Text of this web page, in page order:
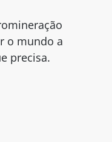
o mundo a
precisa.